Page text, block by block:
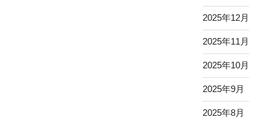
2025年12月
2025年11月
2025年10月
2025年9月
2025年8月